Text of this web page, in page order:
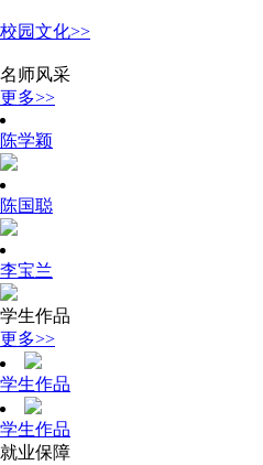
校园文化>>
名师风采
更多>>
陈学颖
陈国聪
李宝兰
学生作品
更多>>
学生作品
学生作品
就业保障